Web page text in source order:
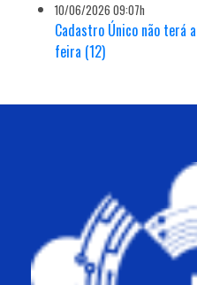
10/06/2026 09:07h
Cadastro Único não terá
feira (12)